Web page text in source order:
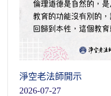
淨空老法師開示
2026-07-27